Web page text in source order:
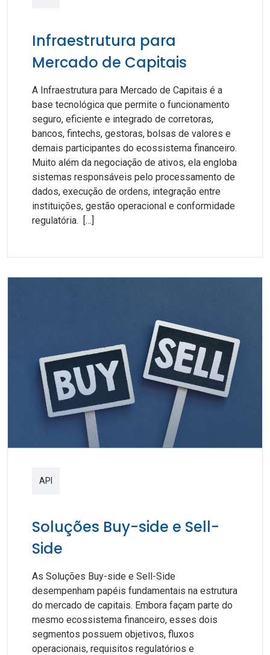
Infraestrutura para
Mercado de Capitais
A Infraestrutura para Mercado de Capitais é a
base tecnológica que permite o funcionamento
seguro, eficiente e integrado de corretoras,
bancos, fintechs, gestoras, bolsas de valores e
demais participantes do ecossistema financeiro.
Muito além da negociação de ativos, ela engloba
sistemas responsáveis pelo processamento de
dados, execução de ordens, integração entre
instituições, gestão operacional e conformidade
regulatória. […]
API
Soluções Buy-side e Sell-
Side
As Soluções Buy-side e Sell-Side
desempenham papéis fundamentais na estrutura
do mercado de capitais. Embora façam parte do
mesmo ecossistema financeiro, esses dois
segmentos possuem objetivos, fluxos
operacionais, requisitos regulatórios e